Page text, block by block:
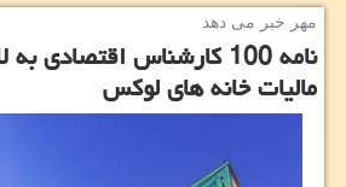
مهر خبر می دهد
نامه 100 كارشناس اقتصادی
مالیات خانه های لوكس